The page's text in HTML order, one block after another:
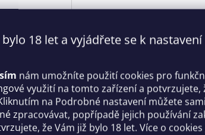
18 let a vyjádřete se k nastavení
nám umožníte použití cookies pro
využití na tomto zařízení a potvrzujete,
na Podrobné nastavení můžete
zpracovávat, popřípadě jejich používání
že Vám již bylo 18 let. Více o cookies
set -
Vánoční punčochy Kissmas
stockings - Obsessive